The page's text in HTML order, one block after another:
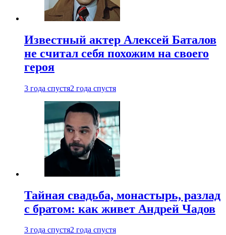
Известный актер Алексей Баталов
не считал себя похожим на своего
героя
3 года спустя2 года спустя
Тайная свадьба, монастырь, разлад
с братом: как живет Андрей Чадов
3 года спустя2 года спустя